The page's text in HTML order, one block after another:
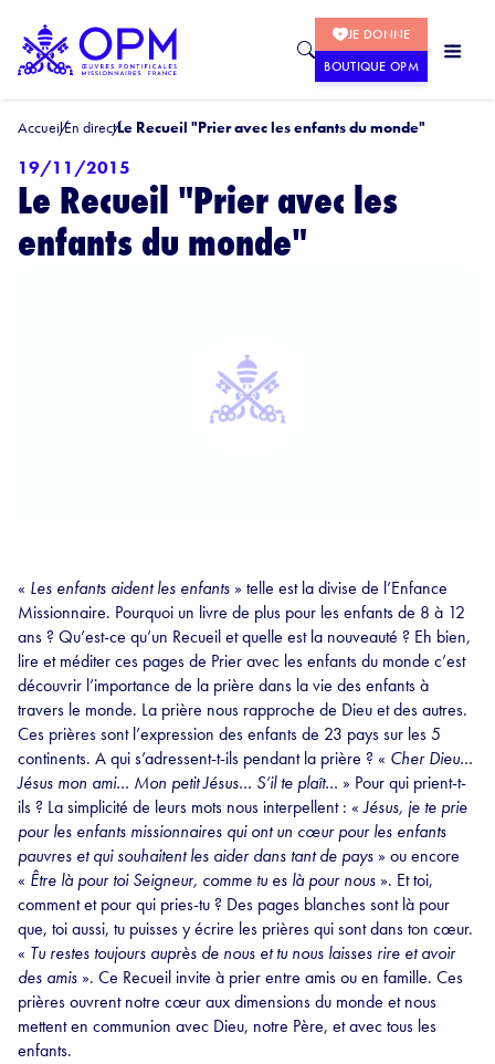
JE DONNE
BOUTIQUE OPM
AccueilEn directLe Recueil "Prier avec les enfants du monde"
19/11/2015
Le Recueil "Prier avec les
enfants du monde"
« Les enfants aident les enfants » telle est la divise de l’Enfance
Missionnaire. Pourquoi un livre de plus pour les enfants de 8 à 12
ans ? Qu’est-ce qu’un Recueil et quelle est la nouveauté ? Eh bien,
lire et méditer ces pages de Prier avec les enfants du monde c’est
découvrir l’importance de la prière dans la vie des enfants à
travers le monde. La prière nous rapproche de Dieu et des autres.
Ces prières sont l’expression des enfants de 23 pays sur les 5
continents. A qui s’adressent-t-ils pendant la prière ? « Cher Dieu…
Jésus mon ami… Mon petit Jésus… S’il te plaît… » Pour qui prient-t-
ils ? La simplicité de leurs mots nous interpellent : «Jésus, je te prie
pour les enfants missionnaires qui ont un cœur pour les enfants
pauvres et qui souhaitent les aider dans tant de pays » ou encore
« Être là pour toi Seigneur, comme tu es là pour nous ». Et toi,
comment et pour qui pries-tu ? Des pages blanches sont là pour
que, toi aussi, tu puisses y écrire les prières qui sont dans ton cœur.
« Tu restes toujours auprès de nous et tu nous laisses rire et avoir
des amis ». Ce Recueil invite à prier entre amis ou en famille. Ces
prières ouvrent notre cœur aux dimensions du monde et nous
mettent en communion avec Dieu, notre Père, et avec tous les
enfants.